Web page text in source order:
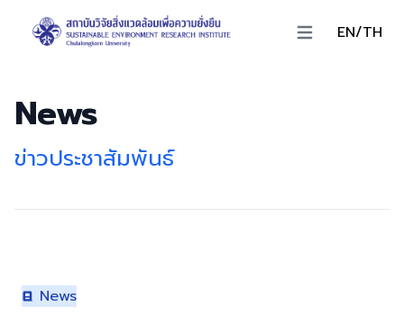
Open main menu
EN/TH
News
ข่าวประชาสัมพันธ์
News